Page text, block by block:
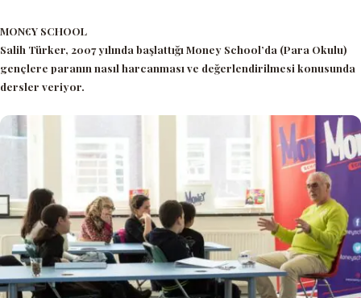
MON€Y SCHOOL
Salih Türker, 2007 yılında başlattığı Money School’da (Para Okulu)
gençlere paranın nasıl harcanması ve değerlendirilmesi konusunda
dersler veriyor.